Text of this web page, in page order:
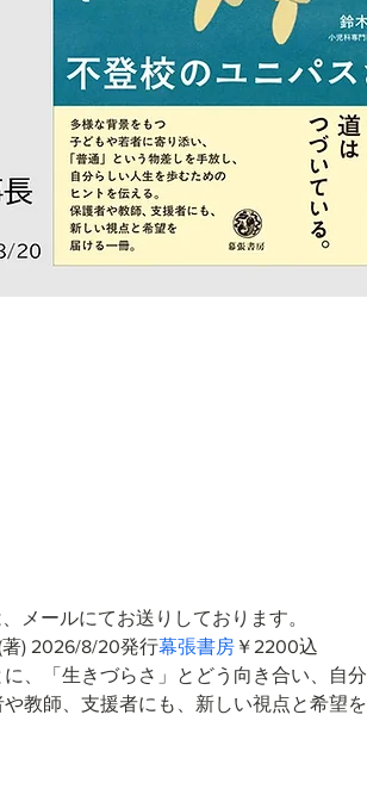
メールにてお送りしております。
) 2026/8/20発行幕張書房￥2200込
、「生きづらさ」とどう向き合い、自分
教師、支援者にも、新しい視点と希望を